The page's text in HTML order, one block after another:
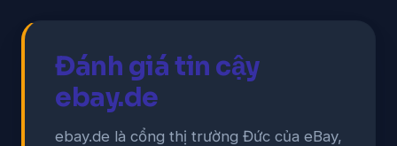
Đánh giá tin cậy
ebay.de
ebay.de là cổng thị trường Đức của eBay,